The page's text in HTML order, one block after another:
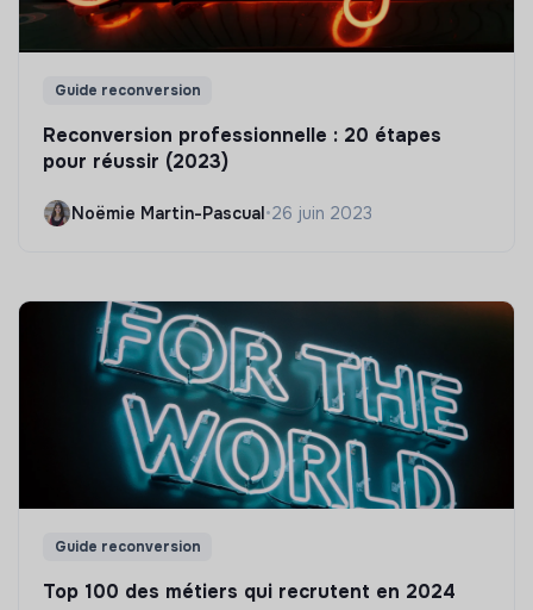
Guide reconversion
Reconversion professionnelle : 20 étapes
pour réussir (2023)
Noëmie Martin-Pascual•26 juin 2023
Guide reconversion
Top 100 des métiers qui recrutent en 2024